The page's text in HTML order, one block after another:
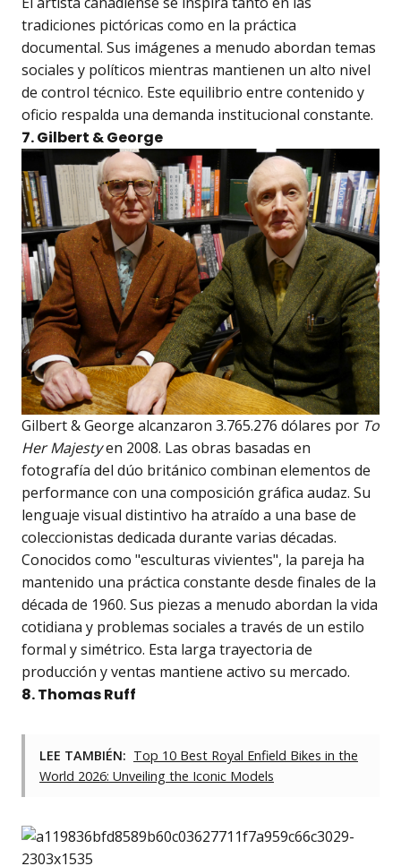
tradiciones pictóricas como en la práctica
documental. Sus imágenes a menudo abordan temas
sociales y políticos mientras mantienen un alto nivel
de control técnico. Este equilibrio entre contenido y
oficio respalda una demanda institucional constante.
7. Gilbert & George
Gilbert & George alcanzaron 3.765.276 dólares por To
Her Majestyen 2008. Las obras basadas en
fotografía del dúo británico combinan elementos de
performance con una composición gráfica audaz. Su
lenguaje visual distintivo ha atraído a una base de
coleccionistas dedicada durante varias décadas.
Conocidos como "esculturas vivientes", la pareja ha
mantenido una práctica constante desde finales de la
década de 1960. Sus piezas a menudo abordan la vida
cotidiana y problemas sociales a través de un estilo
formal y simétrico. Esta larga trayectoria de
producción y ventas mantiene activo su mercado.
8. Thomas Ruff
LEE TAMBIÉN: Top 10 Best Royal Enfield Bikes in the
World 2026: Unveiling the Iconic Models